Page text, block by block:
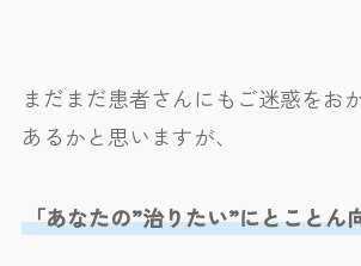
まだまだ患者さんにもご迷惑をお
あるかと思いますが、
「あなたの”治りたい”にとことん